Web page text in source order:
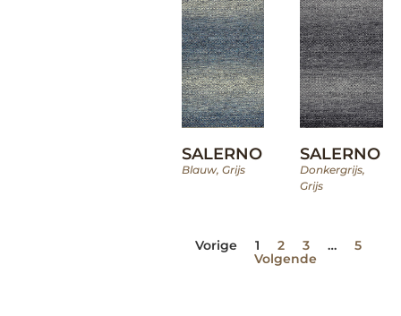
SALERNO
Blauw, Grijs
SALERNO
Donkergrijs,
Grijs
Vorige 1 2 3 …
5
Volgende